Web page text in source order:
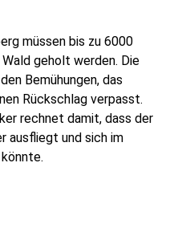
müssen bis zu 6000
geholt werden. Die
Bemühungen, das
Rückschlag verpasst.
rechnet damit, dass der
ausfliegt und sich im